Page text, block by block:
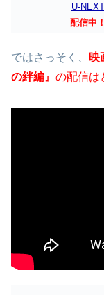
U-NEXT
配信中！
ではさっそく、
映
の絆編』 の配信は